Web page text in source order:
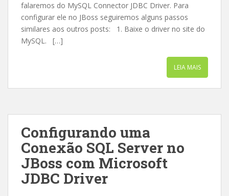
falaremos do MySQL Connector JDBC Driver. Para
configurar ele no JBoss seguiremos alguns passos
similares aos outros posts: 1. Baixe o driver no site do
MySQL. […]
LEIA MAIS
Configurando uma
Conexão SQL Server no
JBoss com Microsoft
JDBC Driver